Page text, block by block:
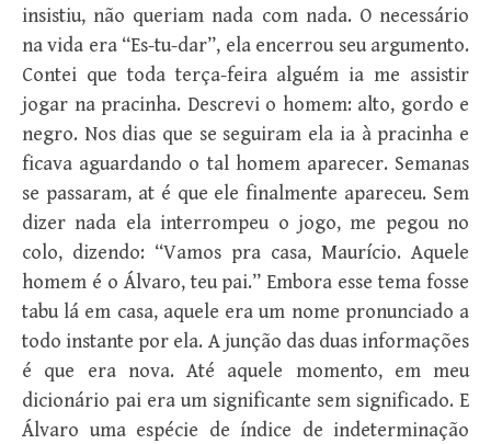
insistiu, não queriam nada com nada. O necessário
na vida era “Es-tu-dar”, ela encerrou seu argumento.
Contei que toda terça-feira alguém ia me assistir
jogar na pracinha. Descrevi o homem: alto, gordo e
negro. Nos dias que se seguiram ela ia à pracinha e
ficava aguardando o tal homem aparecer. Semanas
se passaram, at é que ele finalmente apareceu. Sem
dizer nada ela interrompeu o jogo, me pegou no
colo, dizendo: “Vamos pra casa, Maurício. Aquele
homem é o Álvaro, teu pai.” Embora esse tema fosse
tabu lá em casa, aquele era um nome pronunciado a
todo instante por ela. A junção das duas informações
é que era nova. Até aquele momento, em meu
dicionário pai era um significante sem significado. E
Álvaro uma espécie de índice de indeterminação